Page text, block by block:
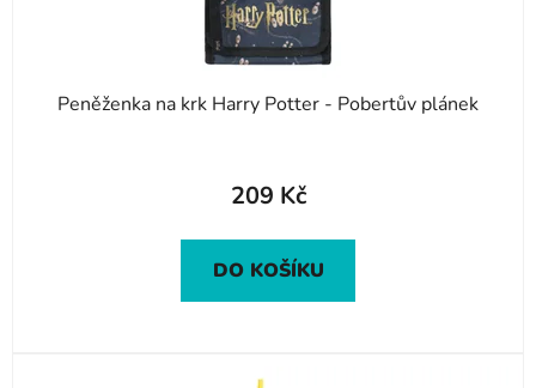
Peněženka na krk Harry Potter - Pobertův plánek
209 Kč
DO KOŠÍKU